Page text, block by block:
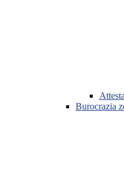
Burocrazia